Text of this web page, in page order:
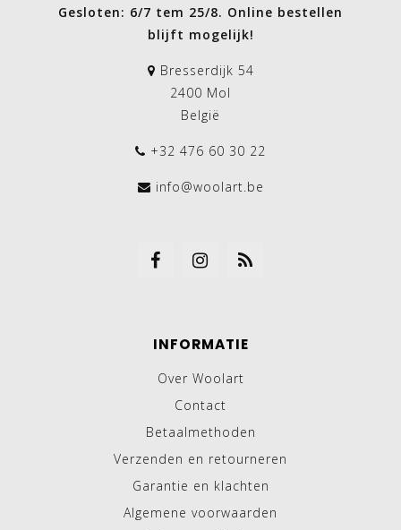
Gesloten: 6/7 tem 25/8. Online bestellen
blijft mogelijk!
Bresserdijk 54
2400 Mol
België
+32 476 60 30 22
info@woolart.be
INFORMATIE
Over Woolart
Contact
Betaalmethoden
Verzenden en retourneren
Garantie en klachten
Algemene voorwaarden